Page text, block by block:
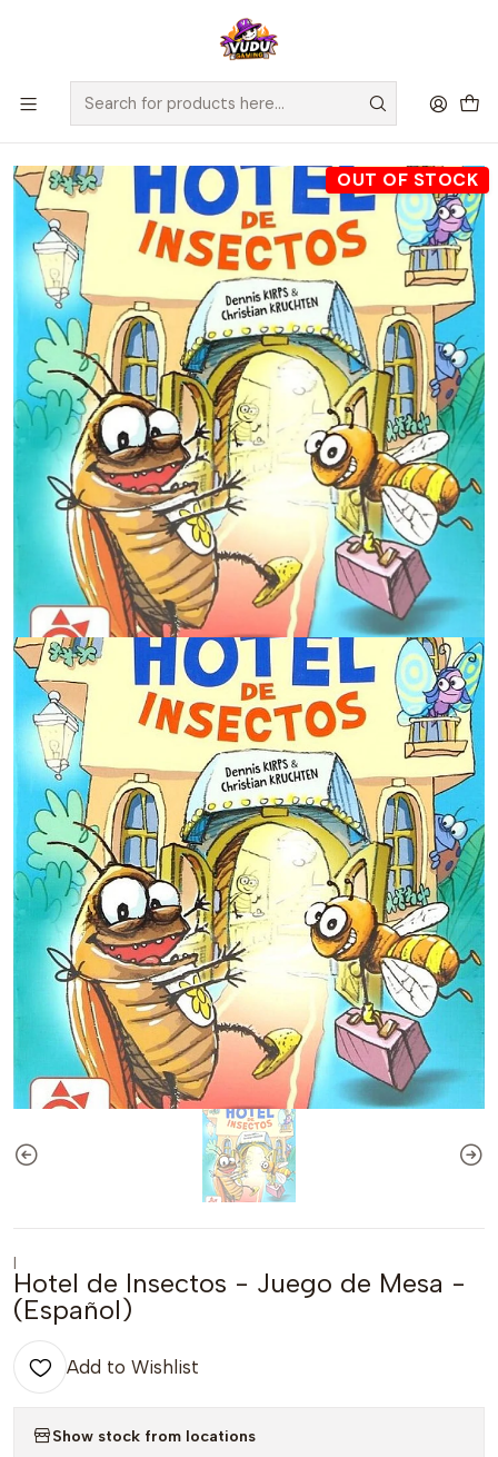
🚀 ¡Despachamos a todo Chile! Envío GRATIS a Regiones sobre
$100.000 y a RM sobre $35.000
Home Juegos de Mesa Competitivos
Hotel de Insectos - Juego de Mesa - (Español)
OUT OF STOCK
|
Hotel de Insectos - Juego de Mesa -
(Español)
Add to Wishlist
Show stock from locations